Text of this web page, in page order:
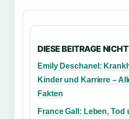
DIESE BEITRAGE
Emily Deschanel:
Kinder und Karriere –
Fakten
France Gall: Leben, Tod